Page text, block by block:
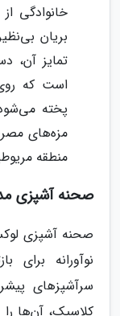
بریان
تمایز آن،
است که
پخته
مزه‌های
منطقه
صحنه آشپزی
نوآورانه
سرآشپزهای
کلاسیک، آن‌ها